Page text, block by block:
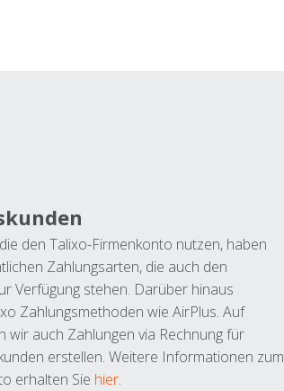
den Talixo-Firmenkonto nutzen, haben
Zahlungsarten, die auch den
Verfügung stehen. Darüber hinaus
Zahlungsmethoden wie AirPlus. Auf
wir auch Zahlungen via Rechnung für
erstellen. Weitere Informationen zum
erhalten Sie hier.